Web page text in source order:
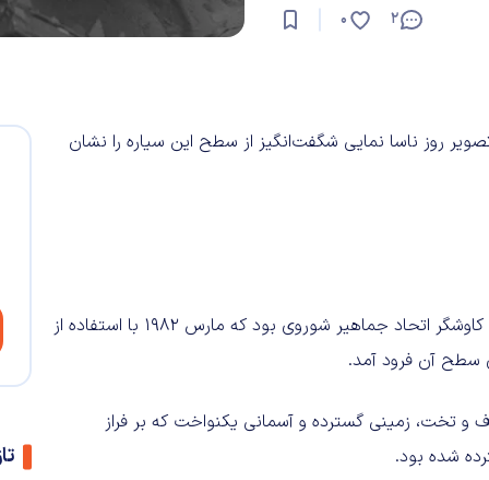
2
0
روز ناسا نمایی شگفت‌انگیز از سطح این سیاره را نشان
ثبت کرده است. ونرا ۱۴ کاوشگر اتحاد جماهیر شوروی بود که مارس ۱۹۸۲ با استفاده از
سطح آن فرود آمد.
و تخت، زمینی گسترده و آسمانی یکنواخت که بر فراز